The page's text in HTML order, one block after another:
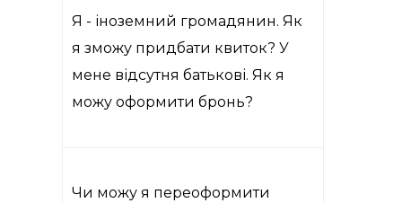
Я - іноземний громадянин. Як
я зможу придбати квиток? У
мене відсутня батькові. Як я
можу оформити бронь?
Чи можу я переоформити